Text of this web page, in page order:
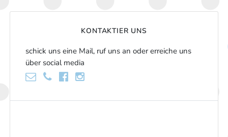
KONTAKTIER UNS
schick uns eine Mail, ruf uns an oder erreiche uns
über social media